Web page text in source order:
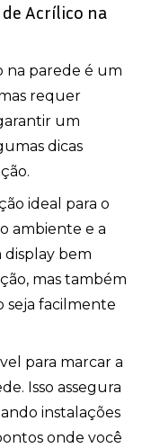
Acrílico na
na parede é um
requer
um
dicas
ideal para o
ambiente e a
display bem
mas também
seja facilmente
para marcar a
Isso assegura
instalações
onde você